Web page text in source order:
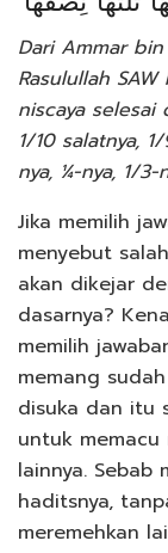
Dari Ammar
Rasulullah
niscaya
1/10 salatnya,
nya, ¼-nya, 1/3-
Jika memilih
menyebut
akan dikejar
dasarnya?
memilih
memang
disuka dan itu
untuk memacu
lainnya. Sebab
haditsnya,
meremehkan